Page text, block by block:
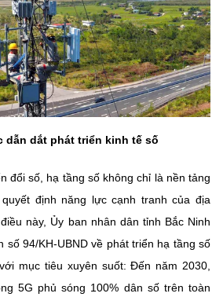
chất lượng
tử
VÀ CÔNG NGHỆ
AND TECHNOLOGY
dõi MST: Góp ý
dẫn dắt phát triển kinh tế số
đổi số, hạ tầng số không chỉ là nền tảng
định năng lực cạnh tranh của địa
này, Ủy ban nhân dân tỉnh Bắc Ninh
số 94/KH-UBND về phát triển hạ tầng số
mục tiêu xuyên suốt: Đến năm 2030,
5G phủ sóng 100% dân số trên toàn